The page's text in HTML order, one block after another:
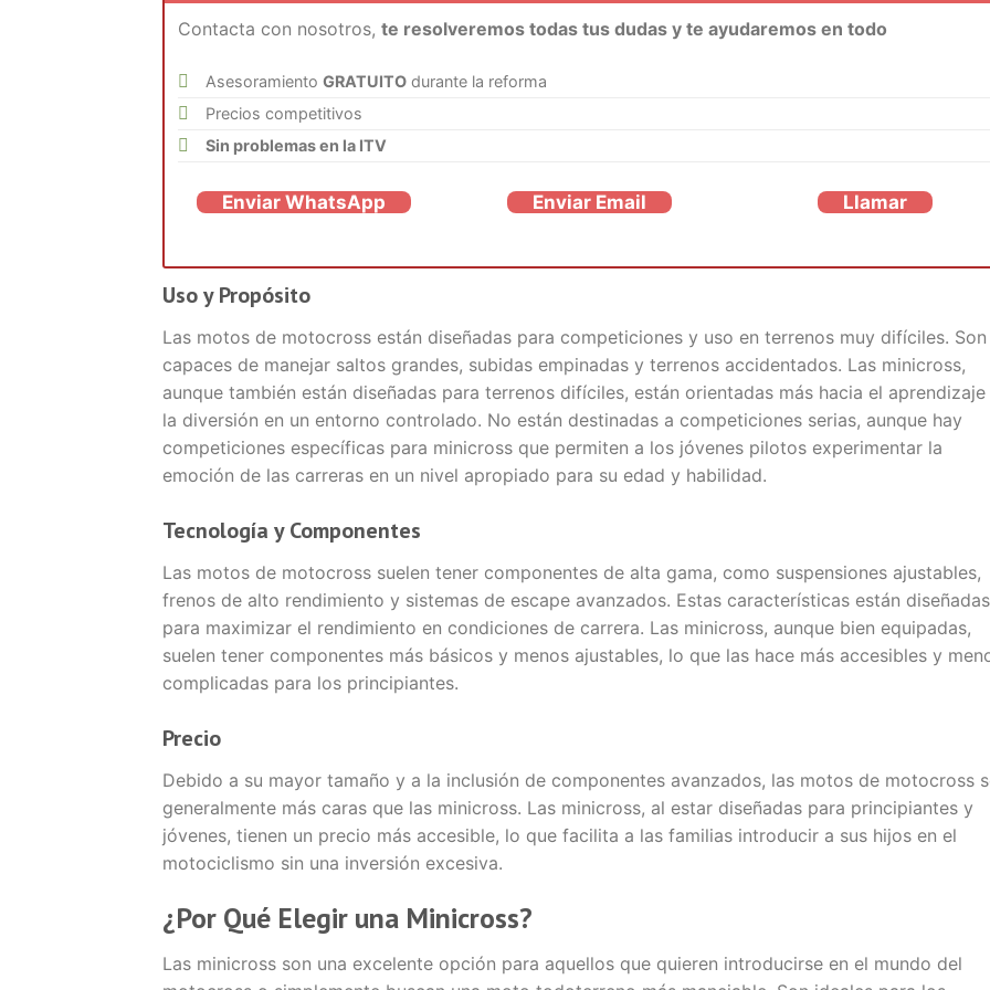
Contacta con nosotros, te resolveremos todas tus dudas y te ayudaremos en todo
Asesoramiento GRATUITOdurante la reforma
Precios competitivos
Sin problemas en la ITV
Enviar WhatsApp Enviar Email Llamar
Uso y Propósito
Las motos de motocross están diseñadas para competiciones y uso en terrenos muy difíciles. Son
capaces de manejar saltos grandes, subidas empinadas y terrenos accidentados. Las minicross,
aunque también están diseñadas para terrenos difíciles, están orientadas más hacia el
la diversión en un entorno controlado. No están destinadas a competiciones serias, aunque hay
competiciones específicas para minicross que permiten a los jóvenes pilotos experimentar la
emoción de las carreras en un nivel apropiado para su edad y habilidad.
Tecnología y Componentes
Las motos de motocross suelen tener componentes de alta gama, como suspensiones ajustables,
frenos de alto rendimiento y sistemas de escape avanzados. Estas características están diseñadas
para maximizar el rendimiento en condiciones de carrera. Las minicross, aunque bien equipadas,
suelen tener componentes más básicos y menos ajustables, lo que las hace más accesibles y
complicadas para los principiantes.
Precio
Debido a su mayor tamaño y a la inclusión de componentes avanzados, las motos de motocross
generalmente más caras que las minicross. Las minicross, al estar diseñadas para principiantes y
jóvenes, tienen un precio más accesible, lo que facilita a las familias introducir a sus hijos en el
motociclismo sin una inversión excesiva.
¿Por Qué Elegir una Minicross?
Las minicross son una excelente opción para aquellos que quieren introducirse en el mundo del